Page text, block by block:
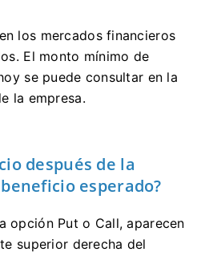
los mercados financieros
El monto mínimo de
se puede consultar en la
la empresa.
después de la
esperado?
opción Put o Call, aparecen
superior derecha del